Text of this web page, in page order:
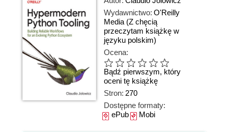
Wydawnictwo: O'Reilly
Media (Z chęcią
przeczytam książkę w
języku polskim)
Ocena:
Bądź pierwszym, który
oceni tę książkę
Stron: 270
Dostępne formaty:
ePubMobi